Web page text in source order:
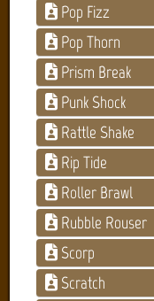
Pop Fizz
Pop Thorn
Prism Break
Punk Shock
Rattle Shake
Rip Tide
Roller Brawl
Rubble Rouser
Scorp
Scratch